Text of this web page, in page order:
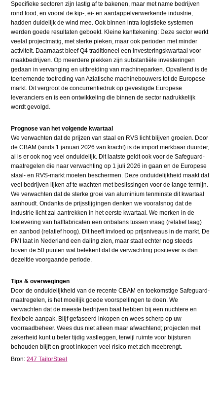
Specifieke sectoren zijn lastig af te bakenen, maar met name bedrijven
rond food, en vooral de kip-, ei- en aardappelverwerkende industrie,
hadden duidelijk de wind mee. Ook binnen intra logistieke systemen
werden goede resultaten geboekt. Kleine kanttekening: Deze sector werkt
veelal projectmatig, met sterke pieken, maar ook perioden met minder
activiteit. Daarnaast bleef Q4 traditioneel een investeringskwartaal voor
maakbedrijven. Op meerdere plekken zijn substantiële investeringen
gedaan in vervanging en uitbreiding van machineparken. Opvallend is de
toenemende toetreding van Aziatische machinebouwers tot de Europese
markt. Dit vergroot de concurrentiedruk op gevestigde Europese
leveranciers en is een ontwikkeling die binnen de sector nadrukkelijk
wordt gevolgd.
Prognose van het volgende kwartaal
We verwachten dat de prijzen van staal en RVS licht blijven groeien. Door
de CBAM (sinds 1 januari 2026 van kracht) is de import merkbaar duurder,
al is er ook nog veel onduidelijk. Dit laatste geldt ook voor de Safeguard-
maatregelen die naar verwachting op 1 juli 2026 in gaan en de Europese
staal- en RVS-markt moeten beschermen. Deze onduidelijkheid maakt dat
veel bedrijven lijken af te wachten met beslissingen voor de lange termijn.
We verwachten dat de sterke groei van aluminium tenminste dit kwartaal
aanhoudt. Ondanks de prijsstijgingen denken we vooralsnog dat de
industrie licht zal aantrekken in het eerste kwartaal. We merken in de
toelevering van halffabricaten een onbalans tussen vraag (relatief laag)
en aanbod (relatief hoog). Dit heeft invloed op prijsniveaus in de markt. De
PMI laat in Nederland een daling zien, maar staat echter nog steeds
boven de 50 punten wat betekent dat de verwachting positiever is dan
dezelfde voorgaande periode.
Tips & overwegingen
Door de onduidelijkheid van de recente CBAM en toekomstige Safeguard-
maatregelen, is het moeilijk goede voorspellingen te doen. We
verwachten dat de meeste bedrijven baat hebben bij een nuchtere en
flexibele aanpak. Blijf gefaseerd inkopen en wees scherp op uw
voorraadbeheer. Wees dus niet alleen maar afwachtend; projecten met
zekerheid kunt u beter tijdig vastleggen, terwijl ruimte voor bijsturen
behouden blijft en groot inkopen veel risico met zich meebrengt.
Bron:247 TailorSteel